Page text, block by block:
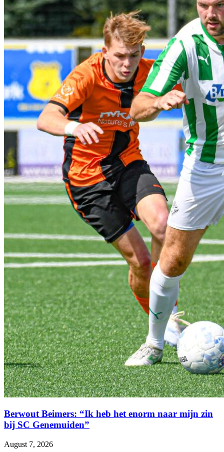
Berwout Beimers: “Ik heb het enorm naar mijn zin
bij SC Genemuiden”
August 7, 2026